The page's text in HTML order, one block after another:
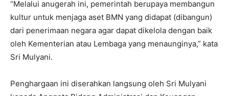
“Melalui anugerah ini, pemerintah berupaya membangun
kultur untuk menjaga aset BMN yang didapat (dibangun)
dari penerimaan negara agar dapat dikelola dengan baik
oleh Kementerian atau Lembaga yang menaunginya,” kata
Sri Mulyani.
Penghargaan ini diserahkan langsung oleh Sri Mulyani